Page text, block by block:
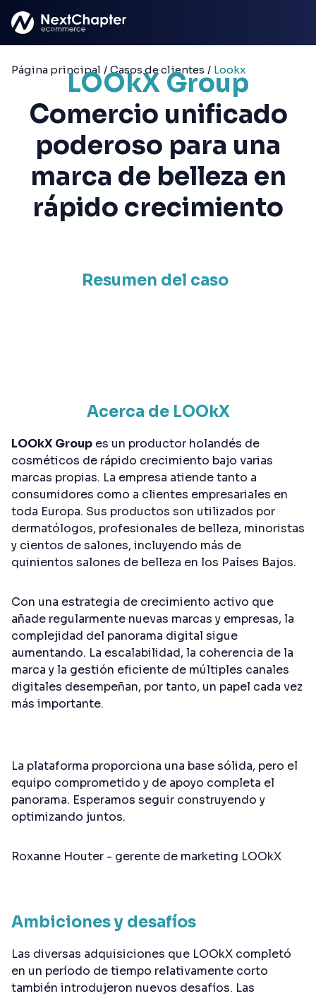
Página principal / Casos de clientes / Lookx
LOOkX Group
Comercio unificado
poderoso para una
marca de belleza en
rápido crecimiento
Resumen del caso
Acerca de LOOkX
LOOkX Group es un productor holandés de
cosméticos de rápido crecimiento bajo varias
marcas propias. La empresa atiende tanto a
consumidores como a clientes empresariales en
toda Europa. Sus productos son utilizados por
dermatólogos, profesionales de belleza, minoristas
y cientos de salones, incluyendo más de
quinientos salones de belleza en los Países Bajos.
Con una estrategia de crecimiento activo que
añade regularmente nuevas marcas y empresas, la
complejidad del panorama digital sigue
aumentando. La escalabilidad, la coherencia de la
marca y la gestión eficiente de múltiples canales
digitales desempeñan, por tanto, un papel cada vez
más importante.
La plataforma proporciona una base sólida, pero el
equipo comprometido y de apoyo completa el
panorama. Esperamos seguir construyendo y
optimizando juntos.
Roxanne Houter - gerente de marketing LOOkX
Ambiciones y desafíos
Las diversas adquisiciones que LOOkX completó
en un período de tiempo relativamente corto
también introdujeron nuevos desafíos. Las